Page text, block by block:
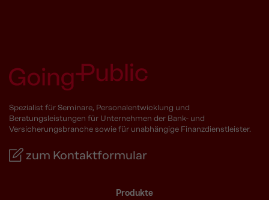
Spezialist für Seminare, Personalentwicklung und
Beratungsleistungen für Unternehmen der Bank- und
Versicherungsbranche sowie für unabhängige Finanzdienstleister.
zum Kontaktformular
Produkte